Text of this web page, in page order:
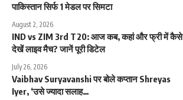
पाकिस्तान सिर्फ 1 मेडल पर सिमटा
August 2, 2026
IND vs ZIM 3rd T20: आज कब, कहां और फ्री में कैसे
देखें लाइव मैच? जानें पूरी डिटेल
July 26, 2026
Vaibhav Suryavanshi पर बोले कप्तान Shreyas
Iyer, ‘उसे ज्यादा सलाह…